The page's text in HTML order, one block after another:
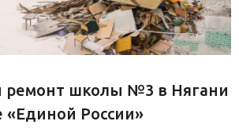
ремонт школы №3 в Нягани
«Единой России»